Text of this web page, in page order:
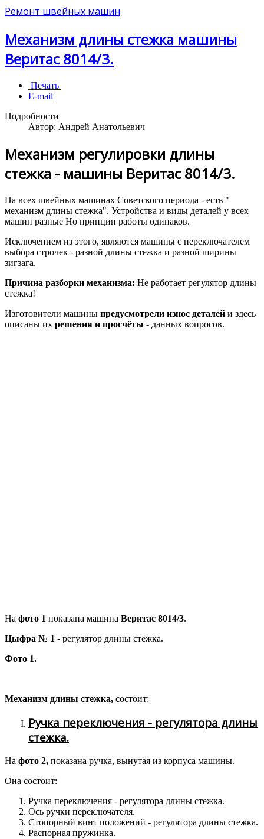
Ремонт швейных машин
Механизм длины стежка машины
Веритас 8014/3.
Печать
E-mail
Подробности
Автор: Андрей Анатольевич
Механизм регулировки длины
стежка - машины Веритас 8014/3.
На всех швейных машинах Советского периода - есть "
механизм длины стежка". Устройства и виды деталей у всех
машин разные Но принцип работы одинаков.
Исключением из этого, являются машины с переключателем
выбора строчек - разной длины стежка и разной ширины
зигзага.
Причина разборки механизма: Не работает регулятор длины
стежка!
Изготовители машины предусмотрели износ деталей и здесь
описаны их решения и просчёты - данных вопросов.
На фото 1 показана машина Веритас 8014/3.
Цыфра № 1 - регулятор длины стежка.
Фото 1.
Механизм длины стежка, состоит:
Ручка переключения - регулятора длины
стежка.
На фото 2, показана ручка, вынутая из корпуса машины.
Она состоит:
Ручка переключения - регулятора длины стежка.
Ось ручки переключателя.
Стопорный винт положений - регулятора длины стежка.
Распорная пружинка.